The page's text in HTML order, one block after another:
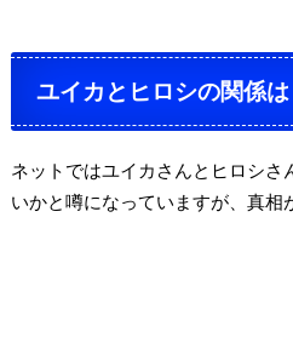
ユイカとヒロシの関係
ネットではユイカさんとヒロシさ
いかと噂になっていますが、真相